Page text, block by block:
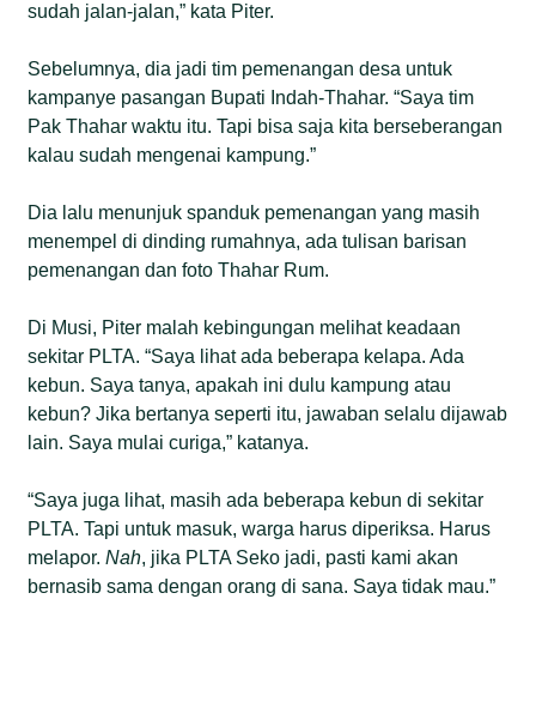
sudah jalan-jalan,” kata Piter.
Sebelumnya, dia jadi tim pemenangan desa untuk
kampanye pasangan Bupati Indah-Thahar. “Saya tim
Pak Thahar waktu itu. Tapi bisa saja kita berseberangan
kalau sudah mengenai kampung.”
Dia lalu menunjuk spanduk pemenangan yang masih
menempel di dinding rumahnya, ada tulisan barisan
pemenangan dan foto Thahar Rum.
Di Musi, Piter malah kebingungan melihat keadaan
sekitar PLTA. “Saya lihat ada beberapa kelapa. Ada
kebun. Saya tanya, apakah ini dulu kampung atau
kebun? Jika bertanya seperti itu, jawaban selalu dijawab
lain. Saya mulai curiga,” katanya.
“Saya juga lihat, masih ada beberapa kebun di sekitar
PLTA. Tapi untuk masuk, warga harus diperiksa. Harus
melapor.Nah, jika PLTA Seko jadi, pasti kami akan
bernasib sama dengan orang di sana. Saya tidak mau.”